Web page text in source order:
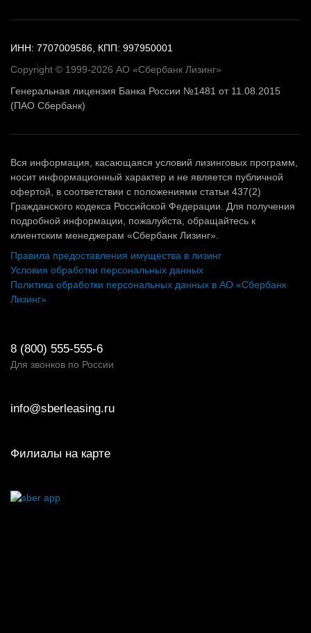
ИНН: 7707009586, КПП: 997950001
Copyright © 1999-2026 АО «Сбербанк Лизинг»
Генеральная лицензия Банка России №1481 от 11.08.2015
(ПАО Сбербанк)
Вся информация, касающаяся условий лизинговых программ,
носит информационный характер и не является публичной
офертой, в соответствии с положениями статьи 437(2)
Гражданского кодекса Российской Федерации. Для получения
подробной информации, пожалуйста, обращайтесь к
клиентским менеджерам «Сбербанк Лизинг».
Правила предоставления имущества в лизинг
Условия обработки персональных данных
Политика обработки персональных данных в АО «Сбербанк
Лизинг»
8 (800) 555-555-6
Для звонков по России
info@sberleasing.ru
Филиалы на карте